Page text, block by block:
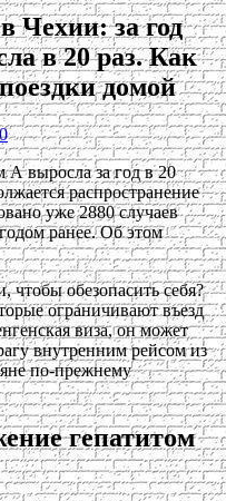
Чехии: за год
в 20 раз. Как
домой
А выросла за год в 20
распространение
уже 2880 случаев
ранее. Об этом
чтобы обезопасить себя?
ограничивают въезд
виза, он может
внутренним рейсом из
по-прежнему
гепатитом